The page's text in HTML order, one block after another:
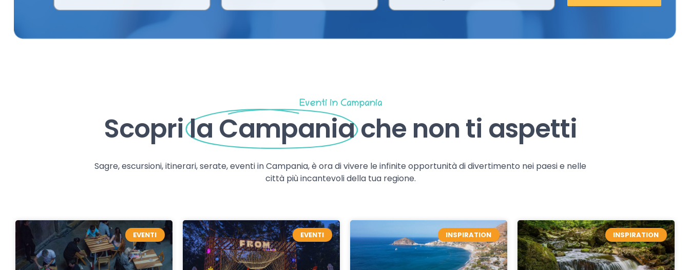
Eventi in Campania
Scoprila Campaniache non ti aspetti
Sagre, escursioni, itinerari, serate, eventi in Campania, è ora di vivere le infinite opportunità di divertimento nei paesi e nelle
città più incantevoli della tua regione.
EVENTI EVENTI INSPIRATION INSPIRATION